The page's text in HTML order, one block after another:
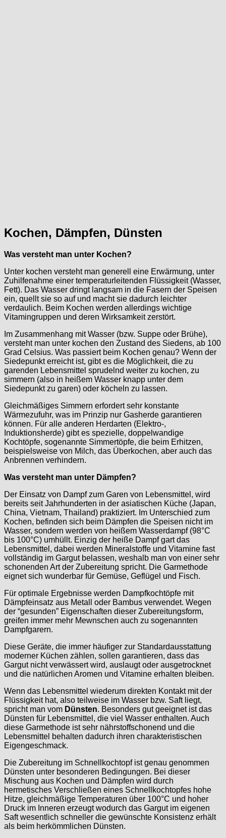
Kochen, Dämpfen, Dünsten
Was versteht man unter Kochen?
Unter kochen versteht man generell eine Erwärmung, unter
Zuhilfenahme einer temperaturleitenden Flüssigkeit (Wasser,
Fett). Das Wasser dringt langsam in die Fasern der Speisen
ein, quellt sie so auf und macht sie dadurch leichter
verdaulich. Beim Kochen werden allerdings wichtige
Vitamingruppen und deren Wirksamkeit zerstört.
Im Zusammenhang mit Wasser (bzw. Suppe oder Brühe),
versteht man unter kochen den Zustand des Siedens, ab 100
Grad Celsius. Was passiert beim Kochen genau? Wenn der
Siedepunkt erreicht ist, gibt es die Möglichkeit, die zu
garenden Lebensmittel sprudelnd weiter zu kochen, zu
simmern (also in heißem Wasser knapp unter dem
Siedepunkt zu garen) oder köcheln zu lassen.
Gleichmäßiges Simmern erfordert sehr konstante
Wärmezufuhr, was im Prinzip nur Gasherde garantieren
können. Für alle anderen Herdarten (Elektro-,
Induktionsherde) gibt es spezielle, doppelwandige
Kochtöpfe, sogenannte Simmertöpfe, die beim Erhitzen,
beispielsweise von Milch, das Überkochen, aber auch das
Anbrennen verhindern.
Was versteht man unter Dämpfen?
Der Einsatz von Dampf zum Garen von Lebensmittel, wird
bereits seit Jahrhunderten in der asiatischen Küche (Japan,
China, Vietnam, Thailand) praktiziert. Im Unterschied zum
Kochen, befinden sich beim Dämpfen die Speisen nicht im
Wasser, sondern werden von heißem Wasserdampf (98°C
bis 100°C) umhüllt. Einzig der heiße Dampf gart das
Lebensmittel, dabei werden Mineralstoffe und Vitamine fast
vollständig im Gargut belassen, weshalb man von einer sehr
schonenden Art der Zubereitung spricht. Die Garmethode
eignet sich wunderbar für Gemüse, Geflügel und Fisch.
Für optimale Ergebnisse werden Dampfkochtöpfe mit
Dämpfeinsatz aus Metall oder Bambus verwendet. Wegen
der “gesunden” Eigenschaften dieser Zubereitungsform,
greifen immer mehr Mewnschen auch zu sogenannten
Dampfgarern.
Diese Geräte, die immer häufiger zur Standardausstattung
moderner Küchen zählen, sollen garantieren, dass das
Gargut nicht verwässert wird, auslaugt oder ausgetrocknet
und die natürlichen Aromen und Vitamine erhalten bleiben.
Wenn das Lebensmittel wiederum direkten Kontakt mit der
Flüssigkeit hat, also teilweise im Wasser bzw. Saft liegt,
spricht man vom Dünsten. Besonders gut geeignet ist das
Dünsten für Lebensmittel, die viel Wasser enthalten. Auch
diese Garmethode ist sehr nährstoffschonend und die
Lebensmittel behalten dadurch ihren charakteristischen
Eigengeschmack.
Die Zubereitung im Schnellkochtopf ist genau genommen
Dünsten unter besonderen Bedingungen. Bei dieser
Mischung aus Kochen und Dämpfen wird durch
hermetisches Verschließen eines Schnellkochtopfes hohe
Hitze, gleichmäßige Temperaturen über 100°C und hoher
Druck im Inneren erzeugt wodurch das Gargut im eigenen
Saft wesentlich schneller die gewünschte Konsistenz erhält
als beim herkömmlichen Dünsten.